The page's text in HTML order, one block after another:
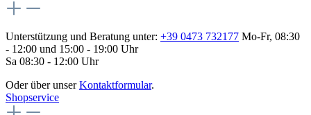
Unterstützung und Beratung unter: +39 0473 732177 Mo-Fr, 08:30
- 12:00 und 15:00 - 19:00 Uhr
Sa 08:30 - 12:00 Uhr
Oder über unserKontaktformular.
Shopservice